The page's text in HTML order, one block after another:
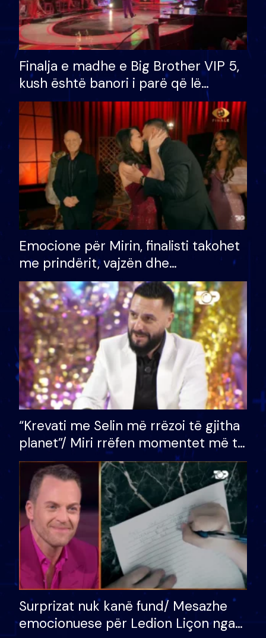
Finalja e madhe e Big Brother VIP 5,
kush është banori i parë që lë
shtëpinë dhe humb mundësinë për
të fituar çmimin e madh
Emocione për Mirin, finalisti takohet
me prindërit, vajzën dhe
bashkëshorten: S’kemi ndonjë letër
divorci apo jo?
“Krevati me Selin më rrëzoi të gjitha
planet”/ Miri rrëfen momentet më të
bukura në shtëpinë e BB VIP: Do më
mungojë zilja e mëngjesit kur…
Surprizat nuk kanë fund/ Mesazhe
emocionuese për Ledion Liçon nga